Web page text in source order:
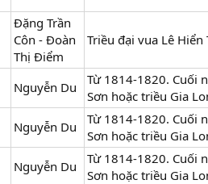
Đặng Trần
Côn - Đoàn
Thị Điểm
Triều đại vua Lê Hiển
Nguyễn Du
Từ 1814-1820. Cuối
Sơn hoặc triều Gia
Nguyễn Du
Từ 1814-1820. Cuối
Sơn hoặc triều Gia
Nguyễn Du
Từ 1814-1820. Cuối
Sơn hoặc triều Gia